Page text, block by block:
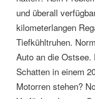
und überall
kilometerlangen
Tiefkühltruhen.
Auto an die
Schatten in einem
Motorren stehen?